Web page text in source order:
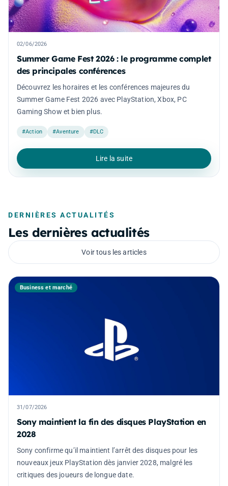
02/06/2026
Summer Game Fest 2026 : le programme complet
des principales conférences
Découvrez les horaires et les conférences majeures du
Summer Game Fest 2026 avec PlayStation, Xbox, PC
Gaming Show et bien plus.
#Action #Aventure #DLC
Lire la suite
DERNIÈRES ACTUALITÉS
Les dernières actualités
Voir tous les articles
Business et marché
31/07/2026
Sony maintient la fin des disques PlayStation en
2028
Sony confirme qu’il maintient l’arrêt des disques pour les
nouveaux jeux PlayStation dès janvier 2028, malgré les
critiques des joueurs de longue date.